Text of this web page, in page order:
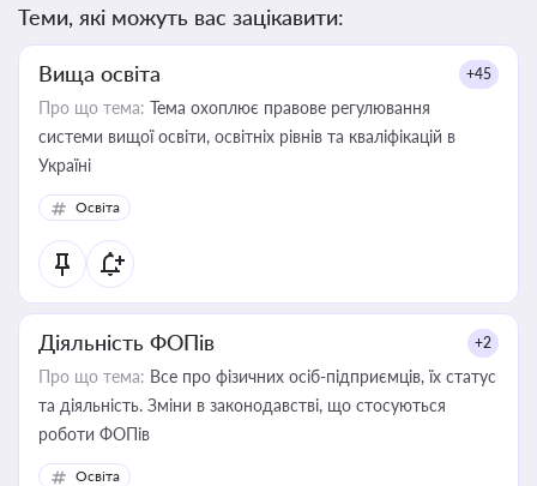
Теми, які можуть вас зацікавити:
Вища освіта +45
Про що тема: Тема охоплює правове регулювання
системи вищої освіти, освітніх рівнів та кваліфікацій в
Україні
Освіта
Діяльність ФОПів +2
Про що тема: Все про фізичних осіб-підприємців, їх статус
та діяльність. Зміни в законодавстві, що стосуються
роботи ФОПів
Освіта